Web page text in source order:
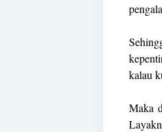
kalau
Maka